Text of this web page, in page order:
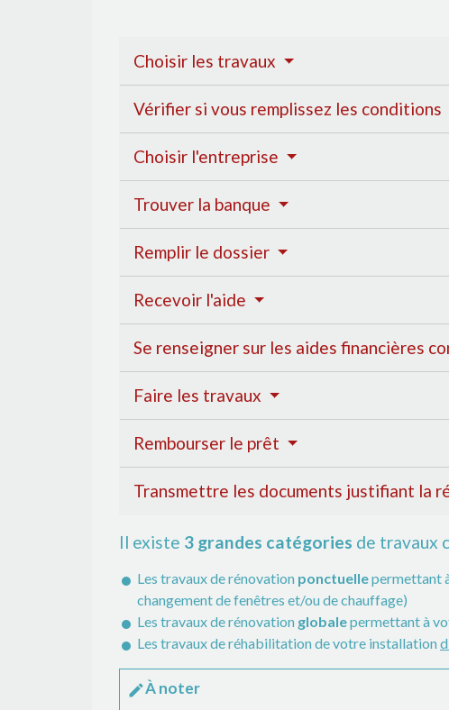
Choisir les travaux
Vérifier si vous remplissez les conditions
Choisir l'entreprise
Trouver la banque
Remplir le dossier
Recevoir l'aide
Se renseigner sur les aides financières
Faire les travaux
Rembourser le prêt
Transmettre les documents justifiant la
Il existe 3 grandes catégories de travaux
Les travaux de rénovation ponctuellepermettant
changement de fenêtres et/ou de chauffage)
Les travaux de rénovation globalepermettant à
Les travaux de réhabilitation de votre installation
editÀ noter